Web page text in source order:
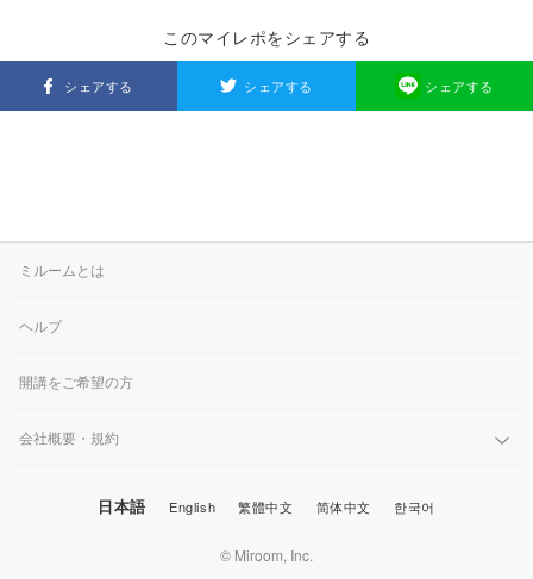
このマイレポをシェアする
シェアする シェアする シェアする
ミルームとは
ヘルプ
開講をご希望の方
会社概要・規約
日本語 English 繁體中文 简体中文 한국어
© Miroom, Inc.